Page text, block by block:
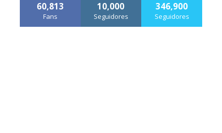
60,813
Fans
10,000
Seguidores
346,900
Seguidores